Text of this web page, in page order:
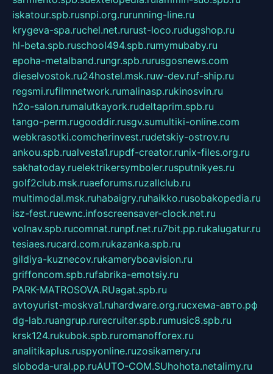
iskatour.spb.rusnpi.org.rurunning-line.ru
krygeva-spa.ruchel.net.rurust-loco.rudugshop.ru
hl-beta.spb.ruschool494.spb.rumymubaby.ru
epoha-metalband.rungr.spb.rurusgosnews.com
dieselvostok.ru24hostel.msk.ruw-dev.ruf-ship.ru
regsmi.rufilmnetwork.rumalinasp.rukinosvin.ru
h2o-salon.rumalutkayork.rudeltaprim.spb.ru
tango-perm.rugooddir.rusgv.sumultiki-online.com
webkrasotki.comcherinvest.rudetskiy-ostrov.ru
ankou.spb.rualvesta1.rupdf-creator.runix-files.org.ru
sakhatoday.ruelektrikersymboler.rusputnikyes.ru
golf2club.msk.ruaeforums.ruzallclub.ru
multimodal.msk.ruhabaigry.ruhaikko.rusobakopedia.ru
isz-fest.ruewnc.infoscreensaver-clock.net.ru
volnav.spb.rucomnat.runpf.net.ru7bit.pp.rukalugatur.ru
tesiaes.rucard.com.rukazanka.spb.ru
gildiya-kuznecov.rukameryboavision.ru
griffoncom.spb.rufabrika-emotsiy.ru
PARK-MATROSOVA.RUagat.spb.ru
avtoyurist-moskva1.ruhardware.org.ruсхема-авто.рф
dg-lab.ruangrup.rurecruiter.spb.rumusic8.spb.ru
krsk124.rukubok.spb.ruromanofforex.ru
analitikaplus.ruspyonline.ruzosikamery.ru
sloboda-ural.pp.ruAUTO-COM.SUhohota.netalimy.ru